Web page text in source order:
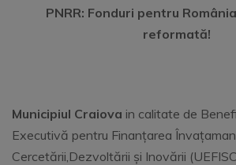
PNRR: Fonduri pentru
reformată!
Municipiul Craiova in calitate de
Executivă pentru Finanțarea
Cercetării,Dezvoltării și Inovării